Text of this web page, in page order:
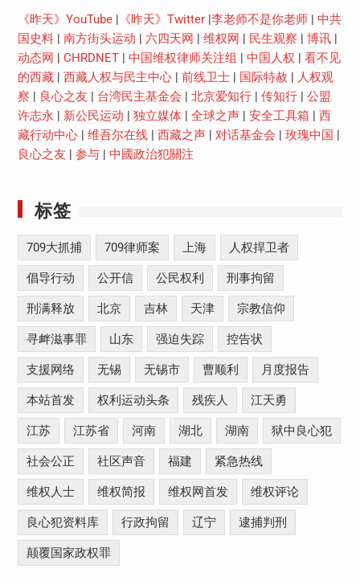
《昨天》YouTube| 《昨天》Twitter| 李老师不是你老师| 中共
国史料| 南方街头运动 六四天网 维权网 民生观察 博讯|
动态网
CHRDNET| 中国维权律师关注组 中国人权
看不见
的西藏| 西藏人权与民主中心| 前线卫士| 国际特赦
人权观
察
良心之友 台湾民主基金会 北京爱知行| 传知行| 公盟
许志永
新公民运动 独立媒体| 全球之声| 安全工具箱
西
藏行动中心| 维吾尔在线| 西藏之声| 对话基金会 玫瑰中国
良心之友
参与| 中國政治犯關注
标签
709大抓捕 709律师案 上海 人权捍卫者
倡导行动 公开信 公民权利 刑事拘留
刑满释放 北京 吉林 天津 宗教信仰
寻衅滋事罪 山东 强迫失踪 控告状
支援网络 无锡 无锡市 曹顺利 月度报告
本站首发 权利运动头条 残疾人 江天勇
江苏 江苏省 河南 湖北 湖南 狱中良心犯
社会公正 社区声音 福建 紧急热线
维权人士 维权简报 维权网首发 维权评论
良心犯资料库 行政拘留 辽宁 逮捕判刑
颠覆国家政权罪